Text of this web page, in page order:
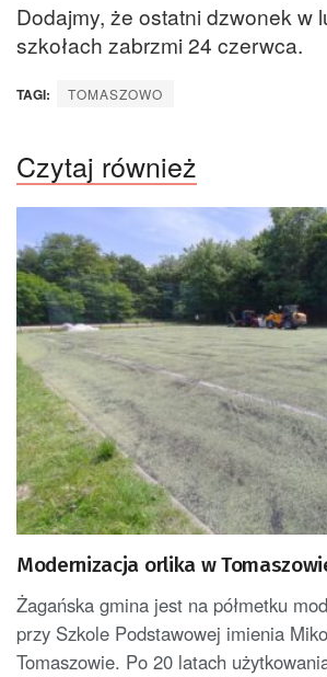
Dodajmy, że ostatni dzwonek w
szkołach zabrzmi 24 czerwca.
TAGI: TOMASZOWO
Czytaj również
Modernizacja orlika w
Żagańska gmina jest na półmetku
przy Szkole Podstawowej imienia
Tomaszowie. Po 20 latach